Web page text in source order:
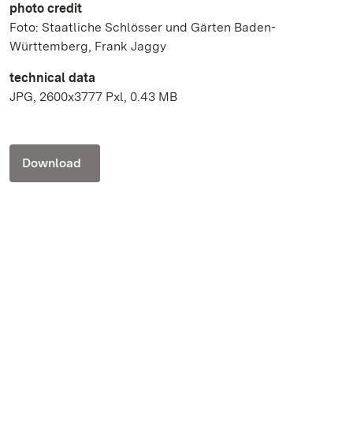
photo credit
Foto: Staatliche Schlösser und Gärten Baden-
Württemberg, Frank Jaggy
technical data
JPG, 2600x3777 Pxl, 0.43 MB
Download